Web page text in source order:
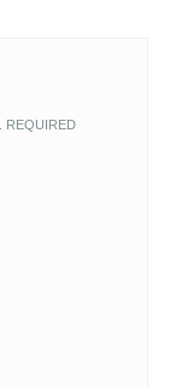
REQUIRED